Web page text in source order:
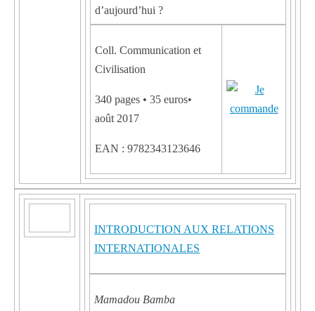
d’aujourd’hui ?
Coll. Communication et
Civilisation
340 pages • 35 euros•
août 2017
EAN : 9782343123646
INTRODUCTION AUX RELATIONS
INTERNATIONALES
Mamadou Bamba